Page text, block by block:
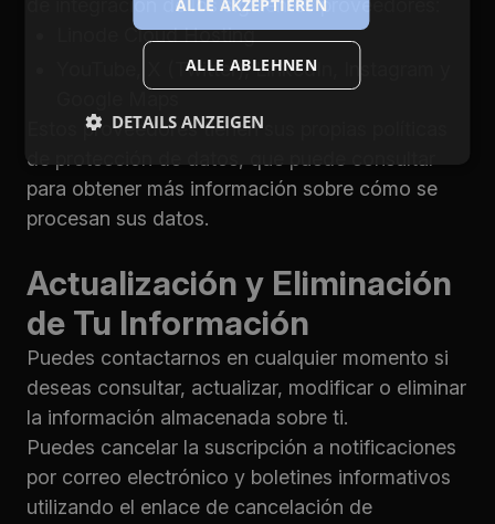
de integración de los siguientes proveedores:
Linode Cloud Hosting
YouTube, X (Twitter), LinkedIn, Instagram y
Estos proveedores tienen sus propias políticas
de protección de datos, que puede consultar
para obtener más información sobre cómo se
procesan sus datos.
Actualización y Eliminación
de Tu Información
Puedes contactarnos en cualquier momento si
deseas consultar, actualizar, modificar o eliminar
la información almacenada sobre ti.
Puedes cancelar la suscripción a notificaciones
por correo electrónico y boletines informativos
utilizando el enlace de cancelación de
ALLE AKZEPTIEREN
ALLE ABLEHNEN
DETAILS ANZEIGEN